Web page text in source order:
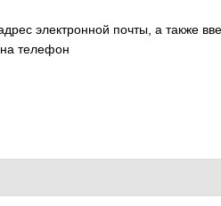
электронной почты, а также
на телефон